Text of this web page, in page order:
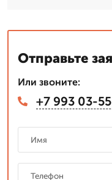
Отправьте
Или звоните:
+7 993 03-